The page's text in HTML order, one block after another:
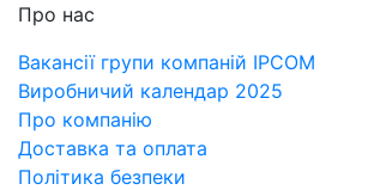
Про нас
Вакансії групи компаній IPCOM
Виробничий календар 2025
Про компанію
Доставка та оплата
Політика безпеки